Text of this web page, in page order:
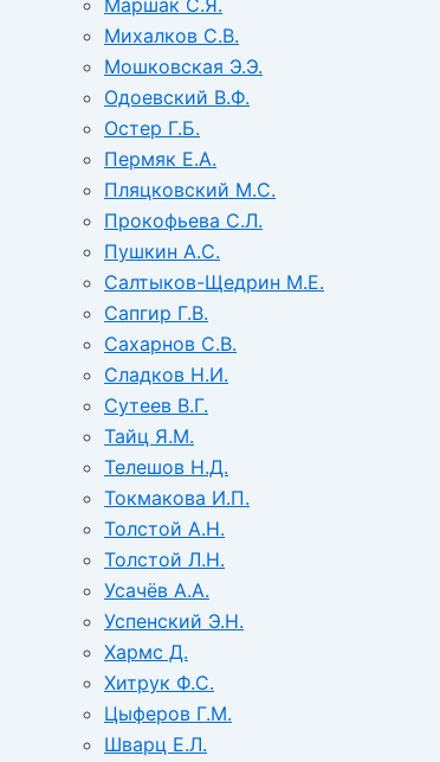
Маршак С.Я.
Михалков С.В.
Мошковская Э.Э.
Одоевский В.Ф.
Остер Г.Б.
Пермяк Е.А.
Пляцковский М.С.
Прокофьева С.Л.
Пушкин А.С.
Салтыков-Щедрин М.Е.
Сапгир Г.В.
Сахарнов С.В.
Сладков Н.И.
Сутеев В.Г.
Тайц Я.М.
Телешов Н.Д.
Токмакова И.П.
Толстой А.Н.
Толстой Л.Н.
Усачёв А.А.
Успенский Э.Н.
Хармс Д.
Хитрук Ф.С.
Цыферов Г.М.
Шварц Е.Л.